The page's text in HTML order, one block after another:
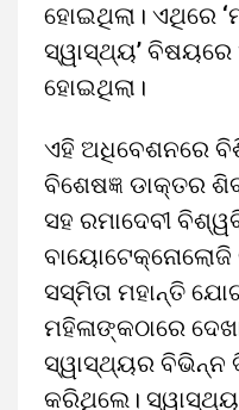
ହୋଇଥିଲା। ଏଥିରେ
ସ୍ୱାସ୍ଥ୍ୟ’
ହୋଇଥିଲା।
ଏହି ଅଧିବେଶନରେ
ବିଶେଷଜ୍ଞ ଡାକ୍ତର
ସହ ରମାଦେବୀ
ସସ୍ମିତା ମହାନ୍ତି
ମହିଳାଙ୍କଠାରେ
ସ୍ୱାସ୍ଥ୍ୟର ବିଭିନ୍ନ
କରିଥିଲେ।